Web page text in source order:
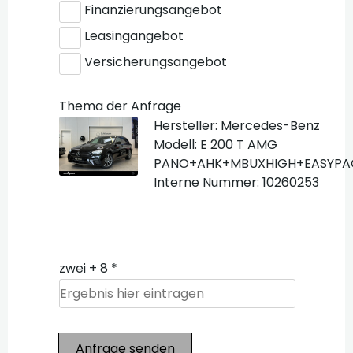
Finanzierungsangebot
Leasingangebot
Versicherungsangebot
Thema der Anfrage
Hersteller: Mercedes-Benz
Modell: E 200 T AMG
Interne Nummer: 10260253
zwei + 8 *
Anfrage senden